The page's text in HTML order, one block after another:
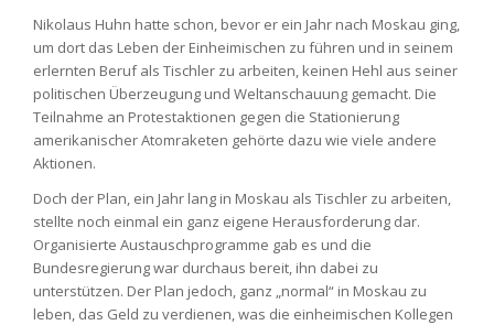
Nikolaus Huhn hatte schon, bevor er ein Jahr nach Moskau ging,
um dort das Leben der Einheimischen zu führen und in seinem
erlernten Beruf als Tischler zu arbeiten, keinen Hehl aus seiner
politischen Überzeugung und Weltanschauung gemacht. Die
Teilnahme an Protestaktionen gegen die Stationierung
amerikanischer Atomraketen gehörte dazu wie viele andere
Aktionen.
Doch der Plan, ein Jahr lang in Moskau als Tischler zu arbeiten,
stellte noch einmal ein ganz eigene Herausforderung dar.
Organisierte Austauschprogramme gab es und die
Bundesregierung war durchaus bereit, ihn dabei zu
unterstützen. Der Plan jedoch, ganz „normal“ in Moskau zu
leben, das Geld zu verdienen, was die einheimischen Kollegen